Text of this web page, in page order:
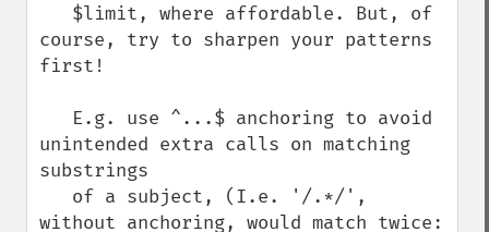
course, try to sharpen your patterns
first!
unintended extra calls on matching
substrings
without anchoring, would match twice: